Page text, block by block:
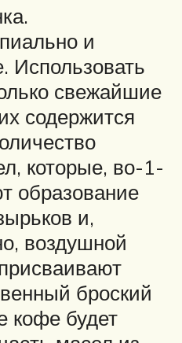
и
Использовать
свежайшие
содержится
которые, во-1-
образование
и,
воздушной
броский
кофе будет